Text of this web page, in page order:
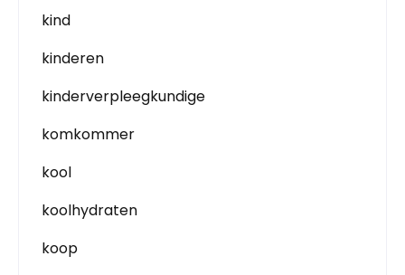
kind
kinderen
kinderverpleegkundige
komkommer
kool
koolhydraten
koop